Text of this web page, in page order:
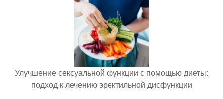
Улучшение сексуальной функции с помощью диеты:
подход к лечению эректильной дисфункции